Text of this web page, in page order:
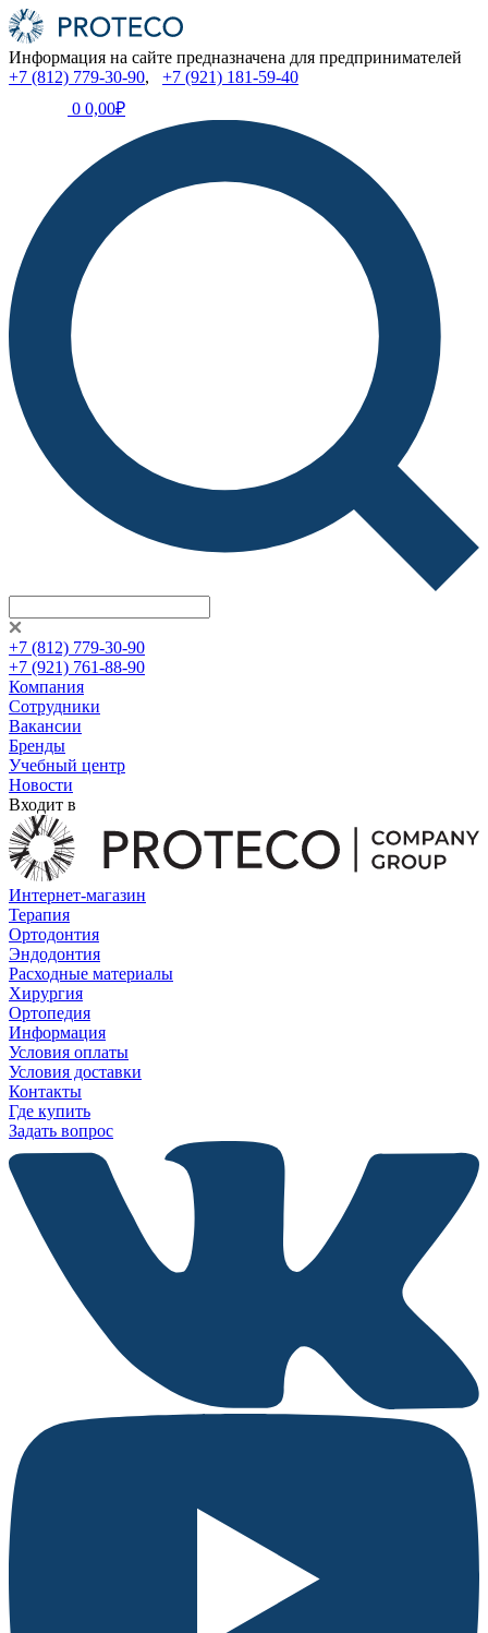
Информация на сайте предназначена для предпринимателей
+7 (812) 779-30-90, +7 (921) 181-59-40
0 0,00₽
+7 (812) 779-30-90
+7 (921) 761-88-90
Компания
Сотрудники
Вакансии
Бренды
Учебный центр
Новости
Входит в
Интернет-магазин
Терапия
Ортодонтия
Эндодонтия
Расходные материалы
Хирургия
Ортопедия
Информация
Условия оплаты
Условия доставки
Контакты
Где купить
Задать вопрос